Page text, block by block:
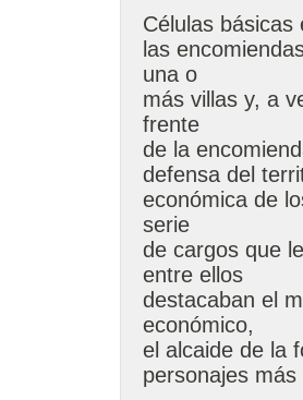
Células
las
una o
más villas y, a
frente
de la
defensa del
económica de
serie
de cargos que
entre ellos
destacaban el
económico,
el alcaide de la
personajes